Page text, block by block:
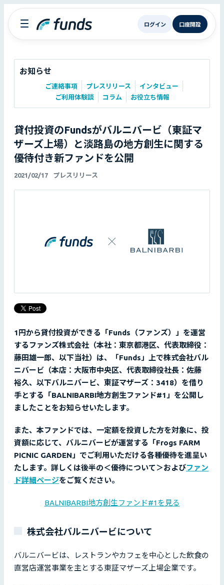
ログイン 口座開設
お知らせ
ご連絡事項 プレスリリース
インタビュー
ご利用体験談
コラム お役立ち情報
貸付投資のFundsがバルニバービ（東証マ
ザーズ上場）と淡路島の地方創生に関する
優待付き新ファンドを公開
2021/02/17 プレスリリース
1円から貸付投資ができる「Funds（ファンズ）」を運営
するファンズ株式会社（本社：東京都港区、代表取締役：
藤田雄一郎、以下当社）は、「Funds」上で株式会社バル
ニバービ（本店：大阪市中央区、代表取締役社長：佐藤
裕久、以下バルニバービ、東証マザーズ：3418）を借り
手とする「BALNIBARBI地方創生ファンド#1」を公開し
ましたことをお知らせいたします。
また、本ファンドでは、一定額を投資した方を対象に、投
資額に応じて、バルニバービが運営する「Frogs FARM
PICNIC GARDEN」でご利用いただける各種優待を進呈い
たします。詳しくは後半の＜優待について＞およびファン
ド詳細ページをご覧ください。
BALNIBARBI地方創生ファンド#1を見る
株式会社バルニバービについて
バルニバービは、レストランやカフェを中心とした飲食の
直営店運営事業を主とする東証マザーズ上場企業です。